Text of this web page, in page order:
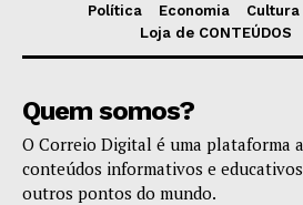
Política Economia Cultura
Loja de CONTEÚDOS
Quem somos?
O Correio Digital é uma plataforma
conteúdos informativos e
outros pontos do mundo.